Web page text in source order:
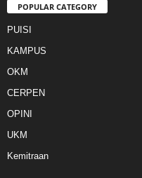
POPULAR CATEGORY
PUISI
KAMPUS
OKM
CERPEN
OPINI
UKM
Kemitraan